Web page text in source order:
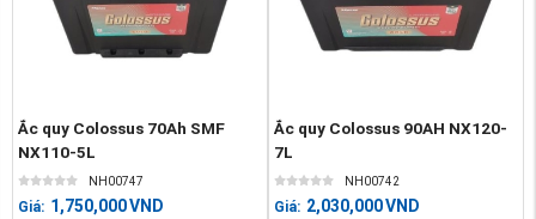
Ắc quy Colossus 70Ah SMF
NX110-5L
NH00747
Giá: 1,750,000VND
Ắc quy Colossus 90AH NX120-
7L
NH00742
Giá: 2,030,000VND